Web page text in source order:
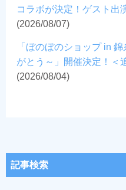
コラボが決定！ゲスト出
(2026/08/07)
「ぼのぼのショップ in
がとう～」開催決定！＜
(2026/08/04)
記事検索